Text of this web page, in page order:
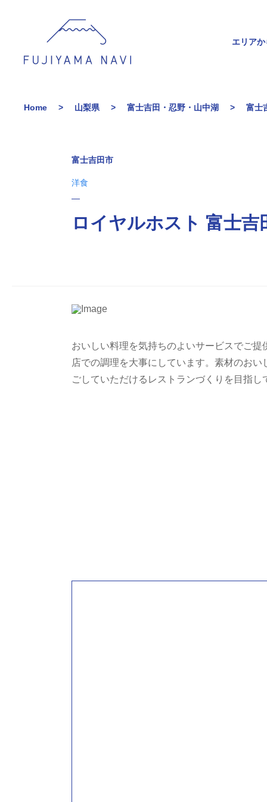
エリア
Home 山梨県 富士吉田・忍野・山中湖 富士
富士吉田市
洋食
ロイヤルホスト 富士吉
おいしい料理を気持ちのよいサービスでご
店での調理を大事にしています。素材のお
ごしていただけるレストランづくりを目指し